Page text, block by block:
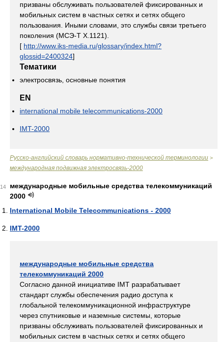
призваны обслуживать пользователей фиксированных и
мобильных систем в частных сетях и сетях общего
пользования. Иными словами, это службы связи третьего
поколения (МСЭ-Т Х.1121).
[ http://www.iks-media.ru/glossary/index.html?
glossid=2400324]
Тематики
электросвязь, основные понятия
EN
international mobile telecommunications-2000
IMT-2000
Русско-английский словарь нормативно-технической терминологии >
международная подвижная электросвязь-2000
14
международные мобильные средства телекоммуникаций
2000
International Mobile Telecommunications - 2000
IMT-2000
международные мобильные средства
телекоммуникаций 2000
Согласно данной инициативе IMT разрабатывает
стандарт службы обеспечения радио доступа к
глобальной телекоммуникационной инфраструктуре
через спутниковые и наземные системы, которые
призваны обслуживать пользователей фиксированных и
мобильных систем в частных сетях и сетях общего